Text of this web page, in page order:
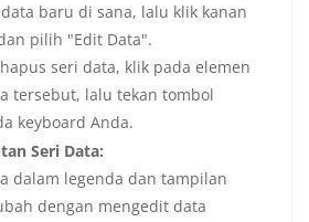
baru di sana, lalu klik kanan
pilih "Edit Data".
seri data, klik pada elemen
tersebut, lalu tekan tombol
keyboard Anda.
Seri Data:
dalam legenda dan tampilan
dengan mengedit data